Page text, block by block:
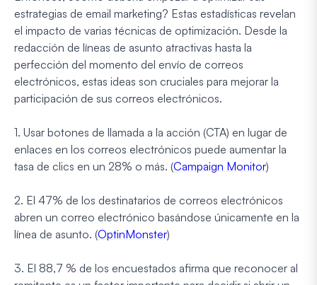
estrategias de email marketing? Estas estadísticas revelan
el impacto de varias técnicas de optimización. Desde la
redacción de líneas de asunto atractivas hasta la
perfección del momento del envío de correos
electrónicos, estas ideas son cruciales para mejorar la
participación de sus correos electrónicos.
1. Usar botones de llamada a la acción (CTA) en lugar de
enlaces en los correos electrónicos puede aumentar la
tasa de clics en un 28% o más. (Campaign Monitor)
2. El 47% de los destinatarios de correos electrónicos
abren un correo electrónico basándose únicamente en la
línea de asunto. (OptinMonster)
3. El 88,7 % de los encuestados afirma que reconocer al